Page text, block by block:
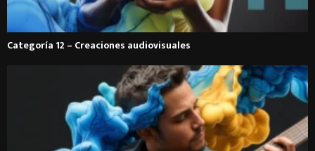
Categoría 12 – Creaciones audiovisuales